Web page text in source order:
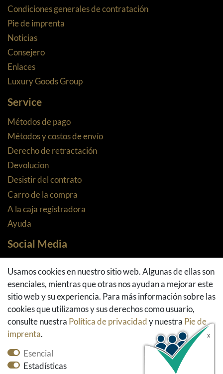
Condiciones generales de contratación
Pie de imprenta
Noticias
Consejero
Enlaces
Luxury Goods Group
Service
Métodos de pago
Métodos y costos de envío
Derecho de retractación
Devolucion
Desistir del contrato
Carro de la compra
A la caja registradora
Ayuda
Social Media
Instagram
Pinterest
Youtube
Houzz
Usamos cookies en nuestro sitio web. Algunas de ellas son
esenciales, mientras que otras nos ayudan a mejorar este
sitio web y su experiencia. Para más información sobre las
cookies que utilizamos y sus derechos como usuario,
consulte nuestra Política de privacidady nuestra Pie de
imprenta.
Esencial
Estadísticas